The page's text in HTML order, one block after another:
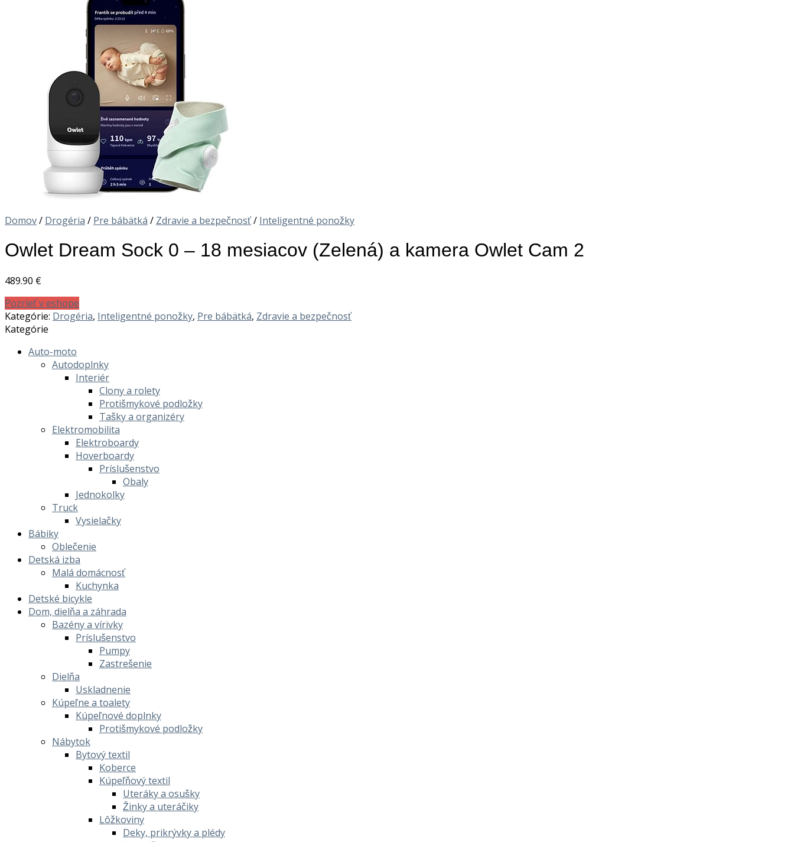
Domov/ Drogéria / Pre bábätká / Zdravie a bezpečnosť/ Inteligentné ponožky
Owlet Dream Sock 0 – 18 mesiacov (Zelená) a kamera Owlet Cam 2
489.90 €
Pozrieť v eshope
Kategórie: Drogéria, Inteligentné ponožky, Pre bábätká, Zdravie a bezpečnosť
Kategórie
Auto-moto
Autodoplnky
Interiér
Clony a rolety
Protišmykové podložky
Tašky a organizéry
Elektromobilita
Elektroboardy
Hoverboardy
Príslušenstvo
Obaly
Jednokolky
Truck
Vysielačky
Bábiky
Oblečenie
Detská izba
Malá domácnosť
Kuchynka
Detské bicykle
Dom, dielňa a záhrada
Bazény a vírivky
Príslušenstvo
Pumpy
Zastrešenie
Dielňa
Uskladnenie
Kúpeľne a toalety
Kúpeľnové doplnky
Protišmykové podložky
Nábytok
Bytový textil
Koberce
Kúpeľňový textil
Uteráky a osušky
Žinky a uteráčiky
Lôžkoviny
Deky, prikrývky a plédy